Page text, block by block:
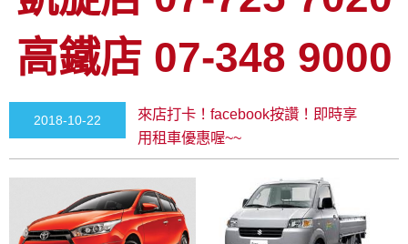
高鐵店 07-348 9000
2018-10-22
00:00:00
來店打卡！facebook按讚！即時享
用租車優惠喔~~